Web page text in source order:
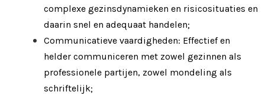
complexe gezinsdynamieken en risicosituaties en
daarin snel en adequaat handelen;
Communicatieve vaardigheden: Effectief en
helder communiceren met zowel gezinnen als
professionele partijen, zowel mondeling als
schriftelijk;